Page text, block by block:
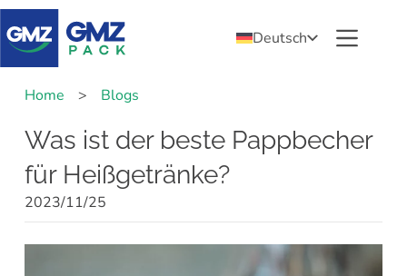
Deutsch
Home > Blogs
Was ist der beste Pappbecher
für Heißgetränke?
2023/11/25